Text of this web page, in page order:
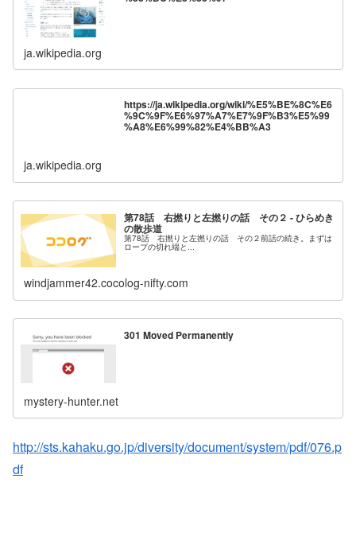
ja.wikipedia.org
https://ja.wikipedia.org/wiki/%E5%BE%8C%E6
%9C%9F%E6%97%A7%E7%9F%B3%E5%99
%A8%E6%99%82%E4%BB%A3
ja.wikipedia.org
第78話 右撚りと左撚りの話 その２ - ひらめき
の散歩道
第78話 右撚りと左撚りの話 その２前話の続き。まずは
ロープの切れ端と...
windjammer42.cocolog-nifty.com
301 Moved Permanently
mystery-hunter.net
http://sts.kahaku.go.jp/diversity/document/system/pdf/076.p
df